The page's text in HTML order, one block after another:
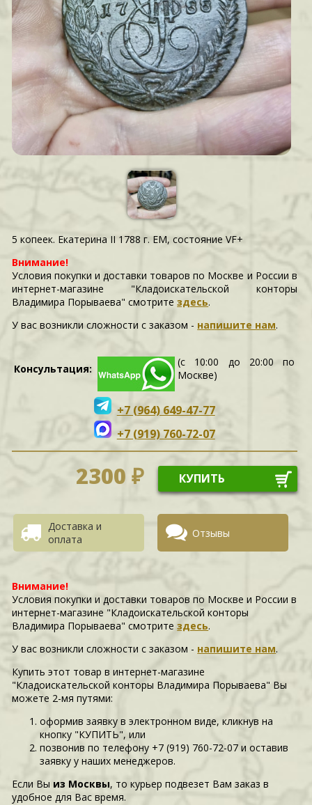
5 копеек. Екатерина II 1788 г. ЕМ, состояние VF+
Внимание!
Условия покупки и доставки товаров по Москве и России в
интернет-магазине "Кладоискательской конторы
Владимира Порываева" смотритездесь.
У вас возникли сложности c заказом - напишите нам.
Консультация:
(с 10:00 до 20:00 по
Москве)
+7 (964) 649-47-77
+7 (919) 760-72-07
2300 ₽ КУПИТЬ
Доставка и
оплата
Отзывы
Внимание!
Условия покупки и доставки товаров по Москве и России в
интернет-магазине "Кладоискательской конторы
Владимира Порываева" смотритездесь.
У вас возникли сложности c заказом - напишите нам.
Купить этот товар в интернет-магазине
"Кладоискательской конторы Владимира Порываева" Вы
можете 2-мя путями:
оформив заявку в электронном виде, кликнув на
кнопку "КУПИТЬ", или
позвонив по телефону +7 (919) 760-72-07 и оставив
заявку у наших менеджеров.
Если Вы из Москвы, то курьер подвезет Вам заказ в
удобное для Вас время.